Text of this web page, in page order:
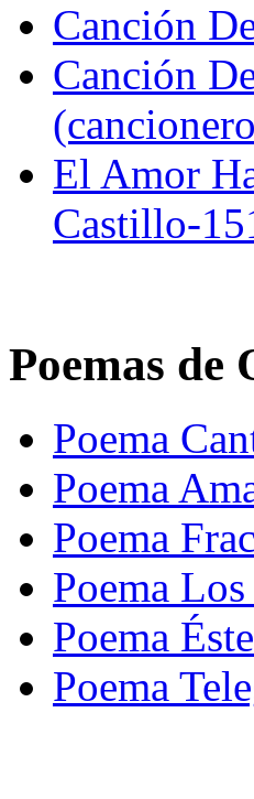
Canción
Canción
El Amor
Castillo-
Poemas de
Poema
Poema
Poema
Poema
Poema
Poema